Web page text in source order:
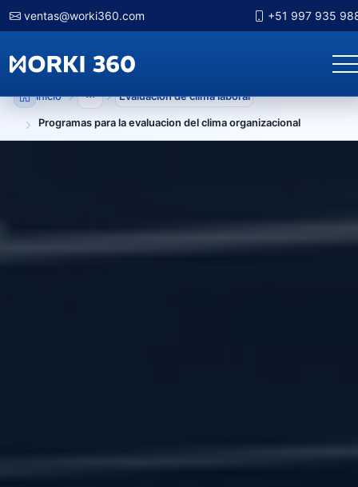
ventas@worki360.com +51 997 935
Inicio Mostrar niveles anteriores
Evaluación de clima laboral
Programas para la evaluacion del clima organizacional